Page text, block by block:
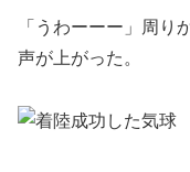
「うわーーー」周り
声が上がった。